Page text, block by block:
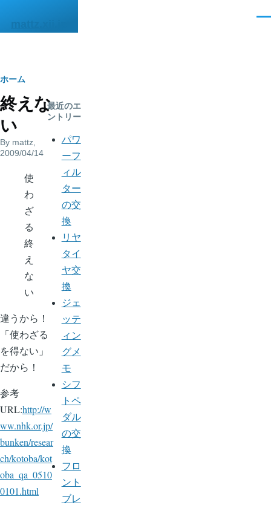
mattz.xii.jp
パ
ン
く
ず
ホーム
終えな
い
By mattz
2009/04/14
使
わ
ざ
る
終
え
な
い
違うから！
「使わざる
を得ない」
だから！
参考
URL:http://w
ww.nhk.or.jp/
bunken/resear
ch/kotoba/kot
oba_qa_0510
0101.html
最近のエ
ントリー
パワ
ーフ
ィル
ター
の交
換
リヤ
タイ
ヤ交
換
ジェ
ッテ
ィン
グメ
モ
シフ
トペ
ダル
の交
換
フロ
ント
ブレ